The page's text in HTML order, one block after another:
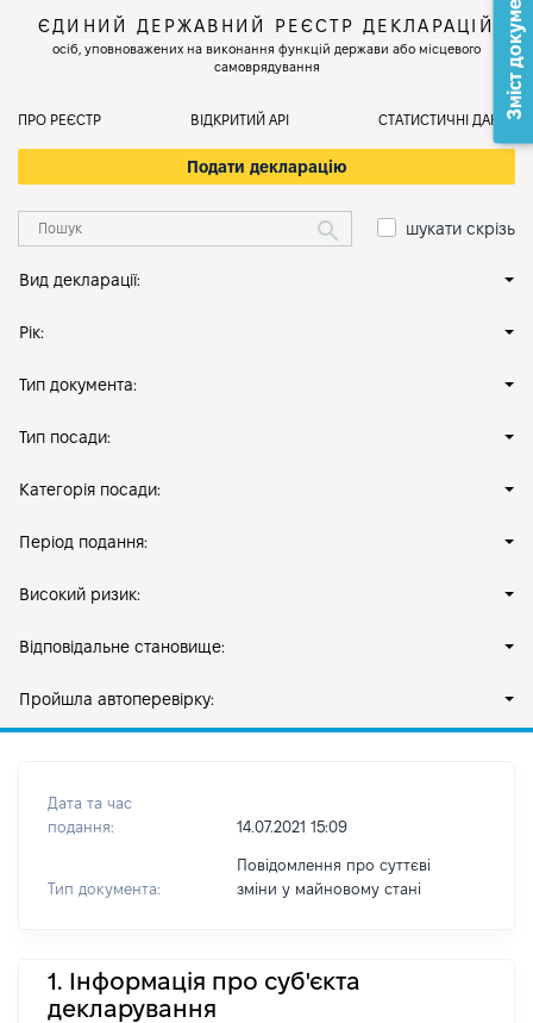
ЄДИНИЙ ДЕРЖАВНИЙ РЕЄСТР ДЕКЛАРАЦІЙ
осіб, уповноважених на виконання функцій держави або місцевого
самоврядування
ПРО РЕЄСТР ВІДКРИТИЙ АРІ СТАТИСТИЧНІ ДАНІ
Подати декларацію
шукати скрізь
Вид декларації:
Рік:
Тип документа:
Тип посади:
Категорія посади:
Період подання:
Високий ризик:
Відповідальне становище:
Пройшла автоперевірку:
Дата та час
подання:
14.07.2021 15:09
Тип документа:
Повідомлення про суттєві
зміни y майновому стані
1. Інформація про суб'єкта
декларування
Зміст документа